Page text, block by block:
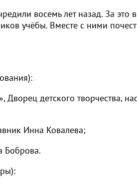
восемь лет назад. За это
учёбы. Вместе с ними
детского творчества,
Инна Ковалева;
Боброва.